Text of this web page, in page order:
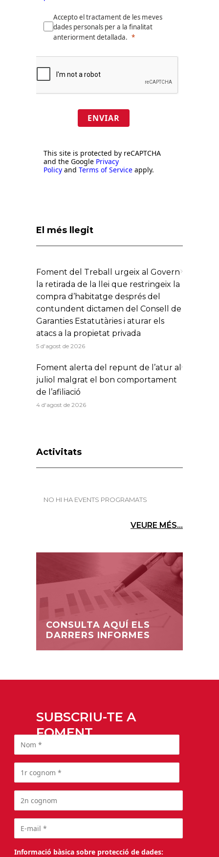
Accepto el tractament de les meves
dades personals per a la finalitat
anteriorment detallada.
ENVIAR
This site is protected by reCAPTCHA
and the Google Privacy
Policy and Terms of Service apply.
El més llegit
Foment del Treball urgeix al Govern
la retirada de la llei que restringeix la
compra d’habitatge després del
contundent dictamen del Consell de
Garanties Estatutàries i aturar els
atacs a la propietat privada
5 d'agost de 2026
Foment alerta del repunt de l’atur al
juliol malgrat el bon comportament
de l’afiliació
4 d'agost de 2026
Activitats
NO HI HA EVENTS PROGRAMATS
VEURE MÉS...
CONSULTA AQUÍ ELS
DARRERS INFORMES
SUBSCRIU-TE A
FOMENT
Informació bàsica sobre protecció de dades: